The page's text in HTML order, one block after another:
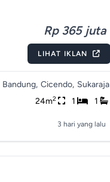
Rp 365 juta
LIHAT IKLAN
Bandung, Cicendo, Sukaraja
24m2 1 1
3 hari yang lalu